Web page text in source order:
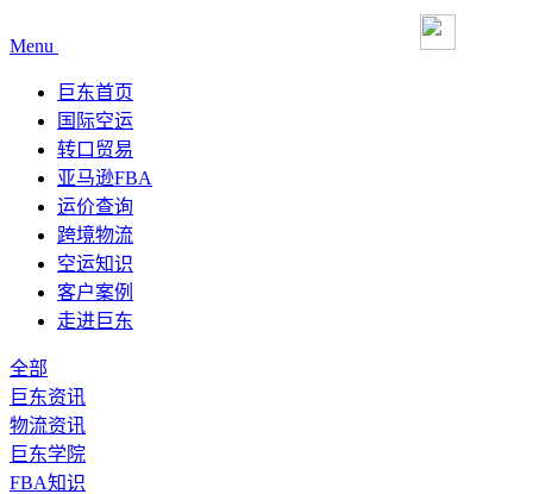
Menu
巨东首页
国际空运
转口贸易
亚马逊FBA
运价查询
跨境物流
空运知识
客户案例
走进巨东
全部
巨东资讯
物流资讯
巨东学院
FBA知识